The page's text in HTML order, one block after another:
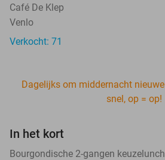
Café De Klep
Venlo
Verkocht: 71
Dagelijks om middernacht
snel, op = op!
In het kort
Bourgondische 2-gangen